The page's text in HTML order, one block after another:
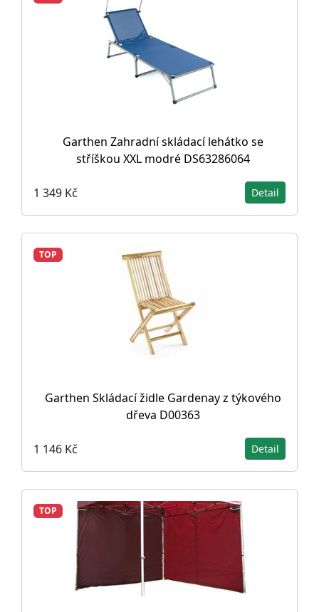
Garthen Zahradní skládací lehátko se
stříškou XXL modré DS63286064
1 349 Kč Detail
TOP
Garthen Skládací židle Gardenay z týkového
dřeva D00363
1 146 Kč Detail
TOP